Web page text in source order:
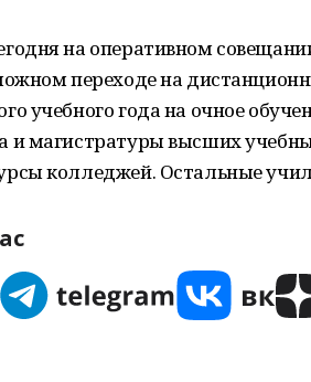
на оперативном
переходе на
учебного года на очное
и магистратуры высших
колледжей. Остальные